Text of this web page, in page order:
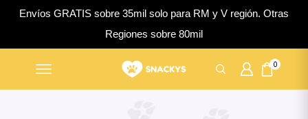
Envíos GRATIS sobre 35mil solo para RM y V región. Otras
Regiones sobre 80mil
0